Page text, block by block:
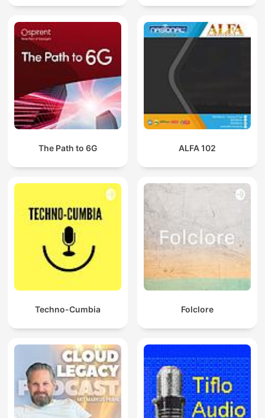
The Path to 6G ALFA 102
Techno-Cumbia Folclore